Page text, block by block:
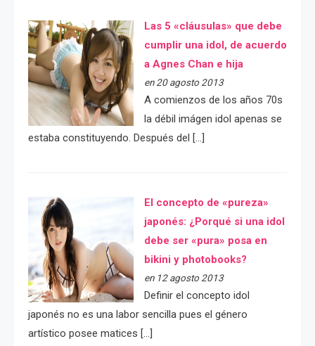
Las 5 «cláusulas» que debe
cumplir una idol, de acuerdo
a Agnes Chan e hija
en 20 agosto 2013
A comienzos de los años 70s
la débil imágen idol apenas se
estaba constituyendo. Después del […]
El concepto de «pureza»
japonés: ¿Porqué si una idol
debe ser «pura» posa en
bikini y photobooks?
en 12 agosto 2013
Definir el concepto idol
japonés no es una labor sencilla pues el género
artístico posee matices […]